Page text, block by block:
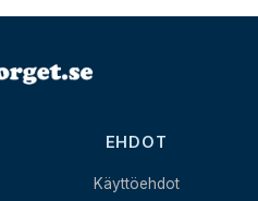
EHDOT
Käyttöehdot